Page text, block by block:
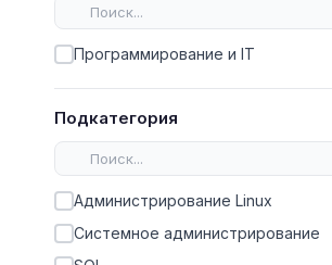
Программирование и IT
Подкатегория
Администрирование Linux
Системное администрирование